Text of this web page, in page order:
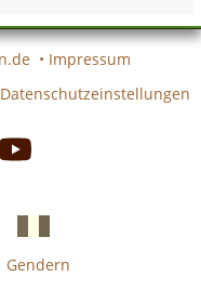
• Impressum
Datenschutzeinstellungen
italienische
Gendern